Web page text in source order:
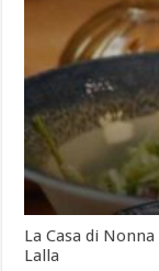
La Casa di
Lalla